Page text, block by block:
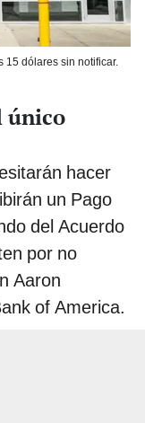
15 dólares sin notificar.
único
hacer
un Pago
del Acuerdo
por no
Aaron
of America.